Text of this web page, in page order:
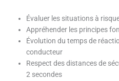
Évaluer les situations à
Appréhender les principes
Évolution du temps de
conducteur
Respect des distances de
2 secondes